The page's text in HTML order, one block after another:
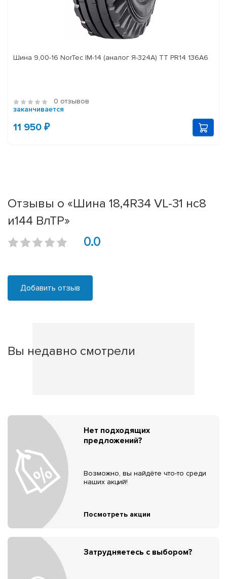
Шина 9,00-16 NorTec IM-14 (аналог Я-324А) ТТ PR14 136А6
0 отзывов
заканчивается
11 950 ₽
Отзывы о «Шина 18,4R34 VL-31 нс8
и144 ВлТР»
0.0
Добавить отзыв
Вы недавно смотрели
Нет подходящих
предложений?
Возможно, вы найдёте что-то среди
наших акций!
Посмотреть акции
Затрудняетесь с выбором?